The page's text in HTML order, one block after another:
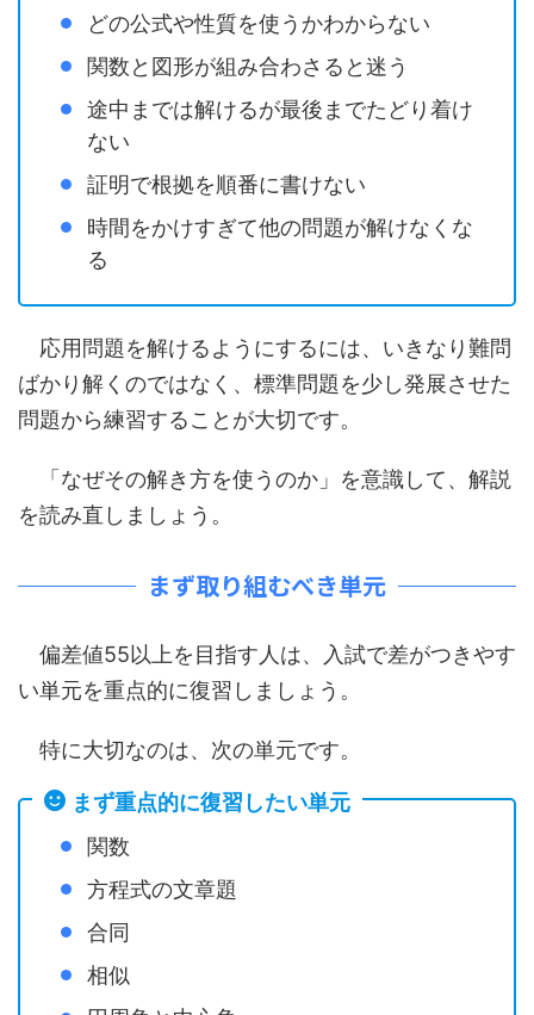
どの公式や性質を使うかわからない
関数と図形が組み合わさると迷う
途中までは解けるが最後までたどり着け
ない
証明で根拠を順番に書けない
時間をかけすぎて他の問題が解けなくな
る
応用問題を解けるようにするには、いきなり難問
ばかり解くのではなく、標準問題を少し発展させた
問題から練習することが大切です。
「なぜその解き方を使うのか」を意識して、解説
を読み直しましょう。
まず取り組むべき単元
偏差値55以上を目指す人は、入試で差がつきやす
い単元を重点的に復習しましょう。
特に大切なのは、次の単元です。
まず重点的に復習したい単元
関数
方程式の文章題
合同
相似